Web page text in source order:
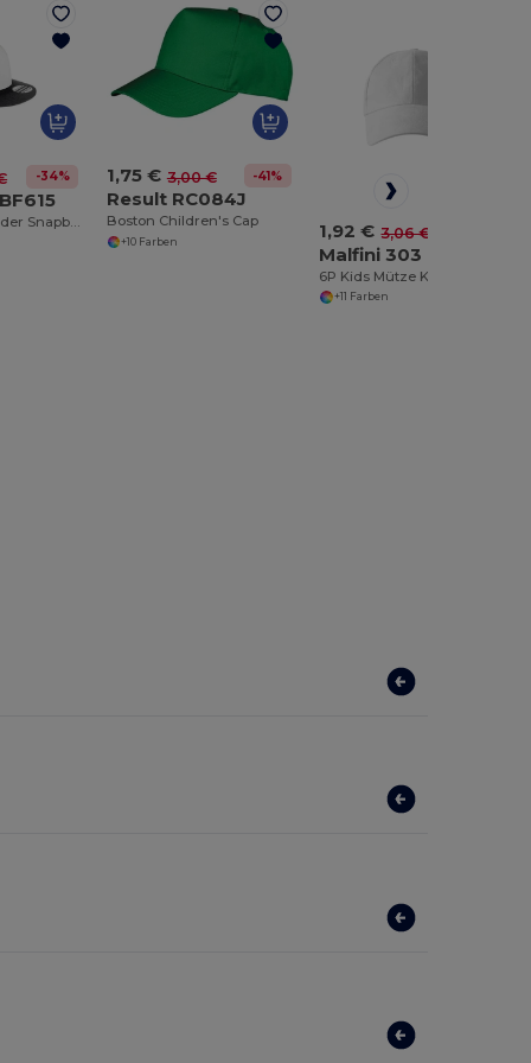
-34% 1,75 € 3,00 € -41%
Result RC084J
Boston Children's Cap
+10 Farben 1,92 € 3,06 €
Malfini 303
6P Kids Mütze Kinder
+11 Farben